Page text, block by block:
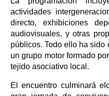
actividades
directo, exhibiciones
audiovisuales, y otras
públicos. Todo ello ha
un grupo motor formado
tejido asociativo local.
El encuentro culminará